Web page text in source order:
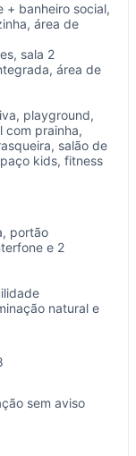
+ banheiro social,
área de
sala 2
área de
playground,
com prainha,
salão de
kids, fitness
portão
e 2
natural e
sem aviso